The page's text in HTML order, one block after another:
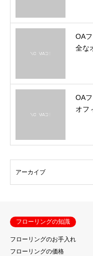
OA
全な
OA
オフ
フローリングの知識
フローリングのお手入れ
フローリングの価格